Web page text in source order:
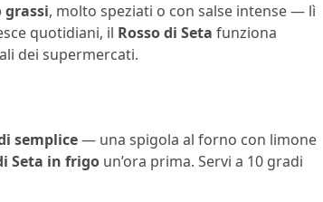
, molto speziati o con salse intense — lì
quotidiani, il Rosso di Seta funziona
dei supermercati.
semplice— una spigola al forno con limone
Seta in frigo un’ora prima. Servi a 10 gradi